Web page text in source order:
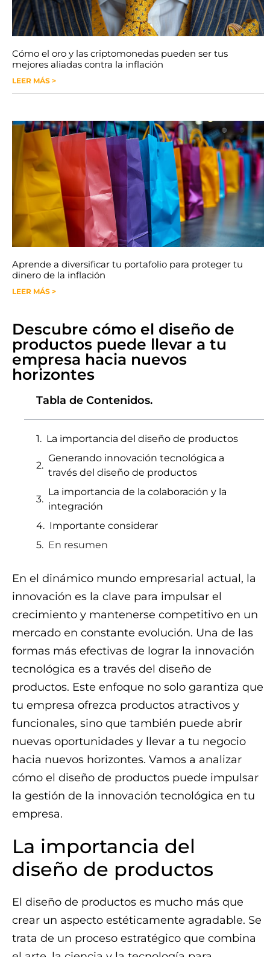
Cómo el oro y las criptomonedas pueden ser tus
mejores aliadas contra la inflación
LEER MÁS >
Aprende a diversificar tu portafolio para proteger tu
dinero de la inflación
LEER MÁS >
Descubre cómo el diseño de
productos puede llevar a tu
empresa hacia nuevos
horizontes
Tabla de Contenidos.
La importancia del diseño de productos
Generando innovación tecnológica a
través del diseño de productos
La importancia de la colaboración y la
integración
Importante considerar
En resumen
En el dinámico mundo empresarial actual, la
innovación es la clave para impulsar el
crecimiento y mantenerse competitivo en un
mercado en constante evolución. Una de las
formas más efectivas de lograr la innovación
tecnológica es a través del diseño de
productos. Este enfoque no solo garantiza que
tu empresa ofrezca productos atractivos y
funcionales, sino que también puede abrir
nuevas oportunidades y llevar a tu negocio
hacia nuevos horizontes. Vamos a analizar
cómo el diseño de productos puede impulsar
la gestión de la innovación tecnológica en tu
empresa.
La importancia del
diseño de productos
El diseño de productos es mucho más que
crear un aspecto estéticamente agradable. Se
trata de un proceso estratégico que combina